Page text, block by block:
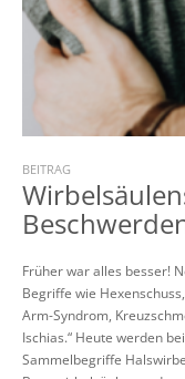
BEITRAG
Früher war alles besser!
Begriffe wie
Arm-Syndrom,
Ischias.“ Heute werden
Sammelbegriffe